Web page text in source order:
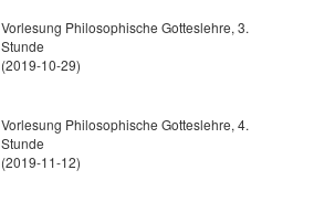
Vorlesung Philosophische Gotteslehre, 3.
Stunde
(2019-10-29)
Vorlesung Philosophische Gotteslehre, 4.
Stunde
(2019-11-12)